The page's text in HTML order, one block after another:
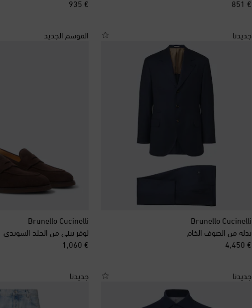
€ 851
€ 935
جديدنا
Brunello Cucinelli
بدلة من الصوف الخام
€ 4,450
original price
الموسم الجديد
Brunello Cucinelli
لوفر بيني من الجلد السويدي
€ 1,060
original price
جديدنا جديدنا